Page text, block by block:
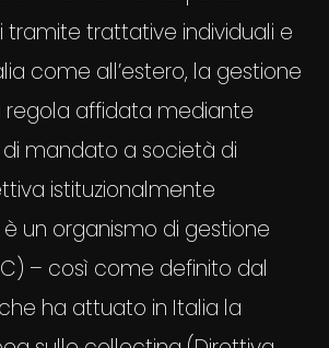
tramite trattative individuali e
come all’estero, la gestione
regola affidata mediante
mandato a società di
istituzionalmente
è un organismo di gestione
– così come definito dal
che ha attuato in Italia la